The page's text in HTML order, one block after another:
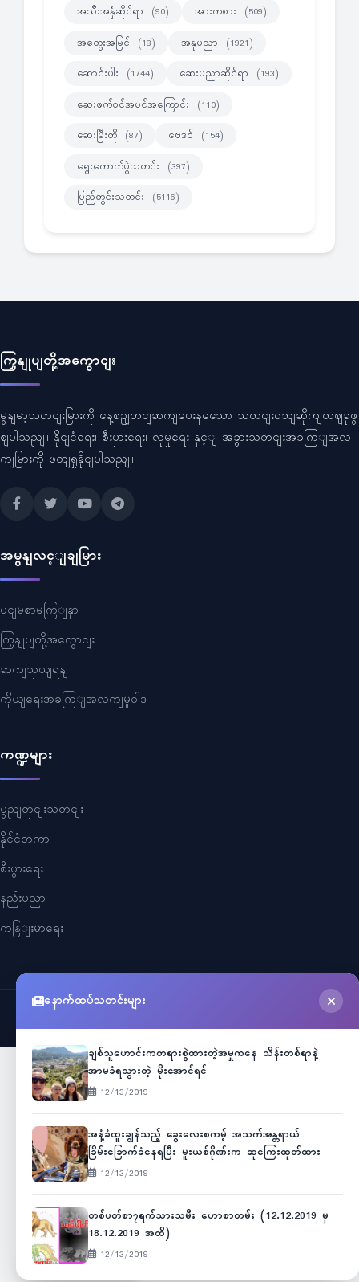
အသီးအနှံဆိုင်ရာ (90) အားကစား (509)
အတွေးအမြင် (18) အနုပညာ (1921)
ဆောင်းပါး (1744) ဆေးပညာဆိုင်ရာ (193)
ဆေးဖက်ဝင်အပင်အကြောင်း (110)
ဆေးမြီးတို (87) ဗေဒင် (154)
ရွေးကောက်ပွဲသတင်း (397)
ပြည်တွင်းသတင်း (5116)
ကြှနျုပျတို့အကွောငျး
မွနျမာ့သတငျးမြားကို နေ့စဥျတငျဆကျပေးနသေော သတငျးဝဘျဆိုကျတဈခုဖွ
ဈပါသညျ။ နိုငျငံရေး၊ စီးပှားရေး၊ လူမှုရေး နှင့ျ အခွားသတငျးအခကြျအလ
ကျမြားကို ဖတျရှုနိုငျပါသညျ။
အမွနျလင့ျချမြား
ပငျမစာမကြျနှာ
ကြှနျုပျတို့အကွောငျး
ဆကျသှယျရနျ
ကိုယျရေးအခကြျအလကျမူဝါဒ
ကဏ္ဍများ
ပွညျတှငျးသတငျး
နိုင်ငံတကာ
စီးပွားရေး
နည်းပညာ
ကနြျးမာရေး
နောက်ထပ်သတင်းများ
ချစ်သူဟောင်းကတရားစွဲထားတဲ့အမှုကနေ သိန်းတစ်ရာနဲ့
အာမခံရသွားတဲ့ မိုးအောင်ရင်
12/13/2019
အနံ့ခံထူးချွန်သည့် ခွေးလေးစကမ့် အသက်အန္တရာယ်
ခြိမ်းခြောက်ခံနေရပြီး မူးယစ်ဂိုဏ်းက ဆုကြေးထုတ်ထား
12/13/2019
တစ်ပတ်စာ၇ရက်သားသမီး ဟောစာတမ်း (12.12.2019 မှ
18.12.2019 အထိ)
12/13/2019
Unicode ဇော်ဂျီ